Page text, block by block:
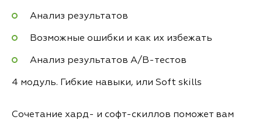
Анализ результатов
Возможные ошибки и как их избежать
Анализ результатов А/B-тестов
4 модуль. Гибкие навыки, или Soft skills
Сочетание хард- и софт-скиллов поможет вам